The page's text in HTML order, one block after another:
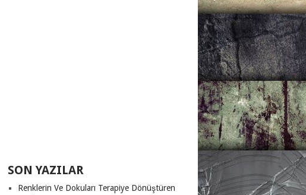
SON YAZILAR
Renklerin Ve Dokuları Terapiye Dönüştüren